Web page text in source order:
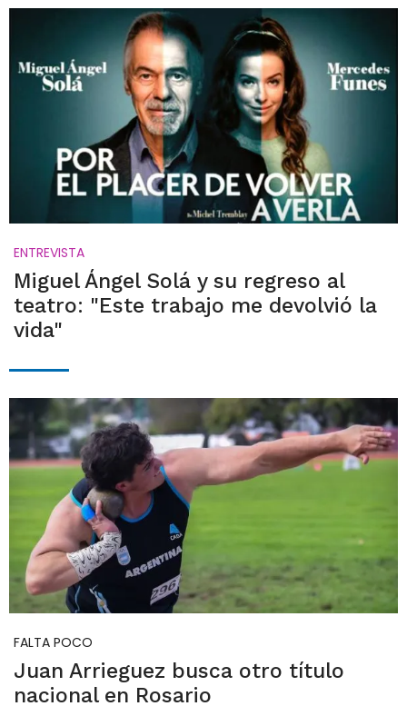
ENTREVISTA
Miguel Ángel Solá y su regreso al
teatro: "Este trabajo me devolvió la
vida"
FALTA POCO
Juan Arrieguez busca otro título
nacional en Rosario